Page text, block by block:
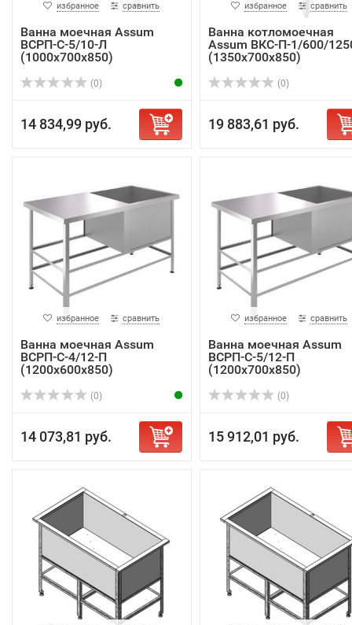
избранное сравнить
Ванна моечная Assum
ВСРП-С-5/10-Л
(1000х700х850)
(0)
14 834,99 руб.
избранное сравнить
Ванна котломоечная
Assum ВКС-П-1/600/
(1350х700х850)
(0)
19 883,61 руб.
избранное сравнить
Ванна моечная Assum
ВСРП-С-4/12-П
(1200х600х850)
(0)
14 073,81 руб.
избранное сравнить
Ванна моечная Assum
ВСРП-С-5/12-П
(1200х700х850)
(0)
15 912,01 руб.